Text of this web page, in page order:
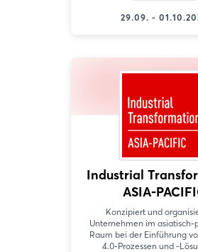
29.09. -
Industrial
ASIA-
Konzipiert und
Unternehmen im asiatisch-
Raum bei der Einführung
4.0-Prozessen und -